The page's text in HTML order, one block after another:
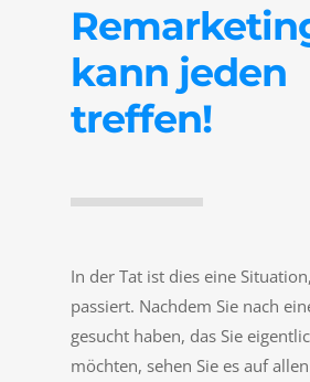
kann jeden
treffen!
In der Tat ist dies eine
passiert. Nachdem Sie nach
gesucht haben, das Sie
möchten, sehen Sie es auf